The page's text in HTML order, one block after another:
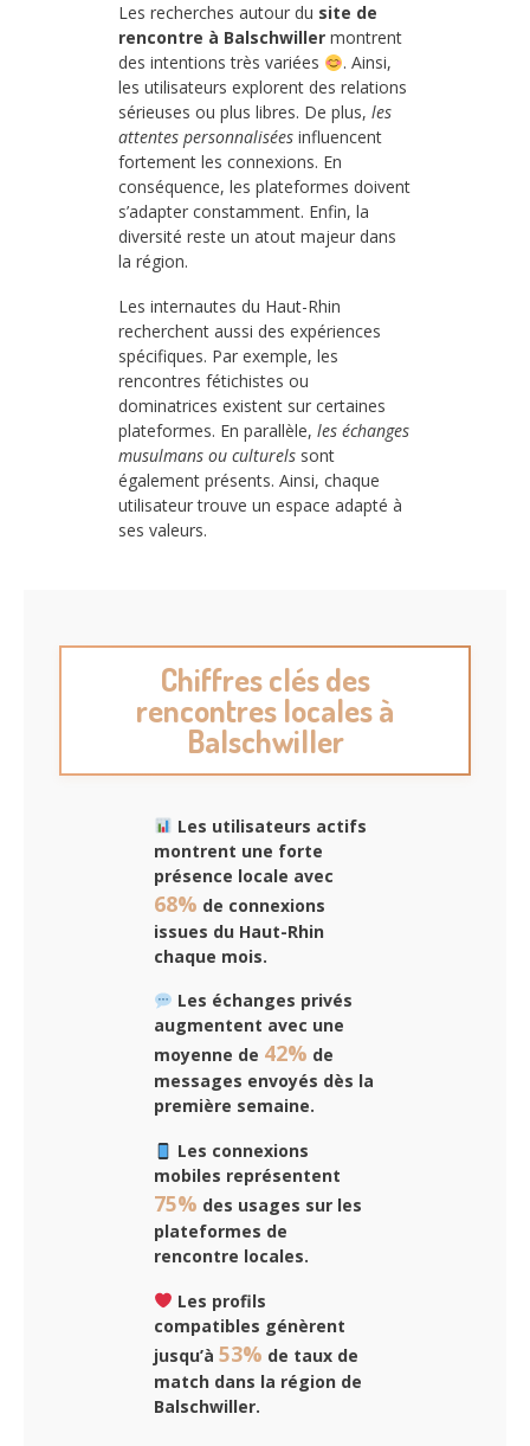
Les recherches autour du site de
rencontre à Balschwiller montrent
des intentions très variées
. Ainsi,
les utilisateurs explorent des relations
sérieuses ou plus libres. De plus, les
attentes personnalisées influencent
fortement les connexions. En
conséquence, les plateformes doivent
s’adapter constamment. Enfin, la
diversité reste un atout majeur dans
la région.
Les internautes du Haut-Rhin
recherchent aussi des expériences
spécifiques. Par exemple, les
rencontres fétichistes ou
dominatrices existent sur certaines
plateformes. En parallèle, les échanges
musulmans ou culturels sont
également présents. Ainsi, chaque
utilisateur trouve un espace adapté à
ses valeurs.
Chiffres clés des
rencontres locales à
Balschwiller
Les utilisateurs actifs
montrent une forte
présence locale avec
68% de connexions
issues du Haut-Rhin
chaque mois.
Les échanges privés
augmentent avec une
moyenne de 42% de
messages envoyés dès la
première semaine.
Les connexions
mobiles représentent
75% des usages sur les
plateformes de
rencontre locales.
Les profils
compatibles génèrent
jusqu’à 53% de taux de
match dans la région de
Balschwiller.